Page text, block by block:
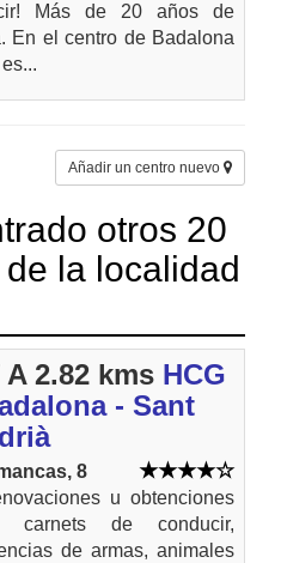
Más de 20 años de
En el centro de Badalona
Añadir un centro nuevo
otros 20
la localidad
A 2.82 kms HCG
- Sant
8
u obtenciones
carnets de conducir,
de armas, animales